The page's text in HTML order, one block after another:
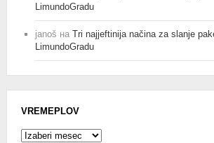
LimundoGradu
janoš на Tri najjeftinija načina za slanje
LimundoGradu
VREMEPLOV
Vremeplov